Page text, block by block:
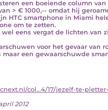
een boeiende column
> € 1000,-- omdat hij
HTC smartphone in Miami
om te zetten.
wel eens vergat de lichten van
voor het gevaar van
een gewaarschuwde
col...4/17/jezelf-te-
2012